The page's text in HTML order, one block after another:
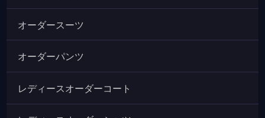
オーダースーツ
オーダーパンツ
レディースオーダーコート